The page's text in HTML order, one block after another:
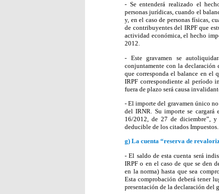
- Se entenderá realizado el
personas jurídicas, cuando el
y, en el caso de personas físicas,
de contribuyentes del IRPF que
actividad económica, el hecho
2012.
- Este gravamen se
conjuntamente con la
que corresponda el balance en el
IRPF correspondiente al período
fuera de plazo será causa
- El importe del gravamen único
del IRNR. Su importe se cargará
16/2012, de 27 de diciembre”,
deducible de los citados Impuestos.
g) La cuenta “reserva de
- El saldo de esta cuenta será
IRPF o en el caso de que se den
en la norma) hasta que sea
Esta comprobación deberá tener
presentación de la declaración del